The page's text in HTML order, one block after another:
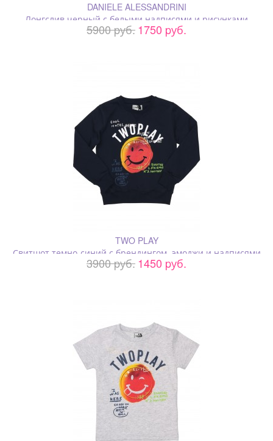
DANIELE ALESSANDRINI
Лонгслив черный с белыми надписями и рисунками
5900 pуб.1750 pуб.
TWO PLAY
Свитшот темно-синий с брендингом, эмоджи и надписями
3900 pуб.1450 pуб.